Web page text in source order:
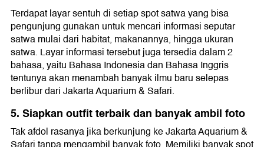
Terdapat layar sentuh di setiap spot satwa yang bisa
pengunjung gunakan untuk mencari informasi seputar
satwa mulai dari habitat, makanannya, hingga ukuran
satwa. Layar informasi tersebut juga tersedia dalam 2
bahasa, yaitu Bahasa Indonesia dan Bahasa Inggris
tentunya akan menambah banyak ilmu baru selepas
berlibur dari Jakarta Aquarium & Safari.
5. Siapkan outfit terbaik dan banyak ambil foto
Tak afdol rasanya jika berkunjung ke Jakarta Aquarium &